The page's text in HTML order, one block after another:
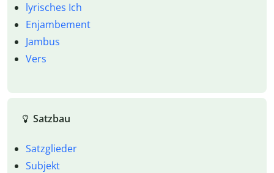
lyrisches Ich
Enjambement
Jambus
Vers
Satzbau
Satzglieder
Subjekt